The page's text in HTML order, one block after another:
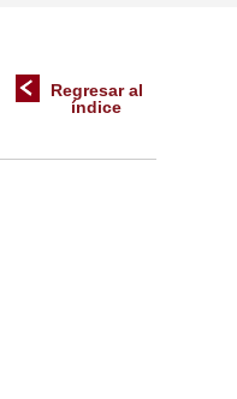
Regresar al
índice